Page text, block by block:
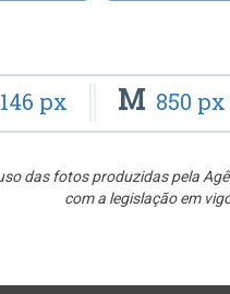
px M 850 px
das fotos produzidas pela
com a legislação em